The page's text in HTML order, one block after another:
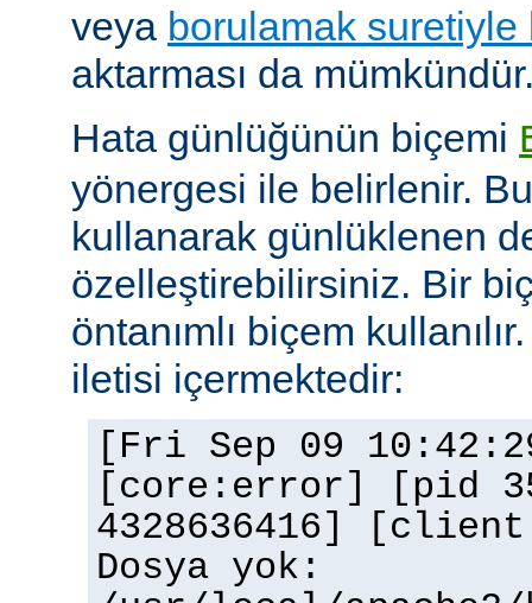
veya borulamak
aktarması da
Hata günlüğünün biçemi
yönergesi ile belirlenir.
kullanarak günlüklenen
özelleştirebilirsiniz. Bir
öntanımlı biçem
iletisi içermektedir:
[Fri Sep 09
[core:error] [pid
4328636416]
Dosya yok: